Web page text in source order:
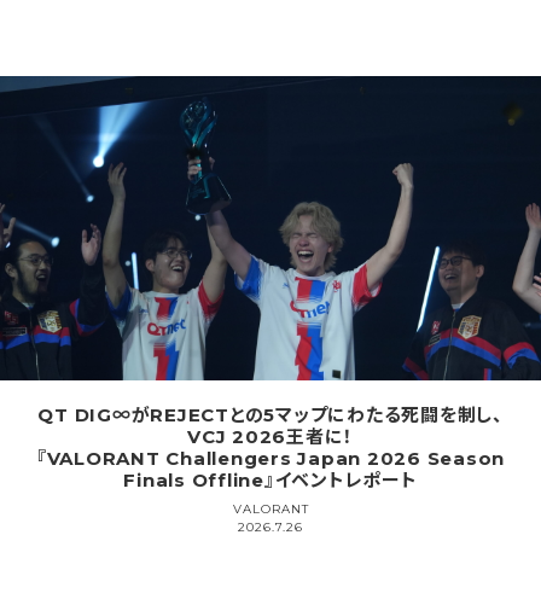
QT DIG∞がREJECTとの5マップにわたる死闘を制し、
VCJ 2026王者に！
『VALORANT Challengers Japan 2026 Season
Finals Offline』イベントレポート
VALORANT
2026.7.26